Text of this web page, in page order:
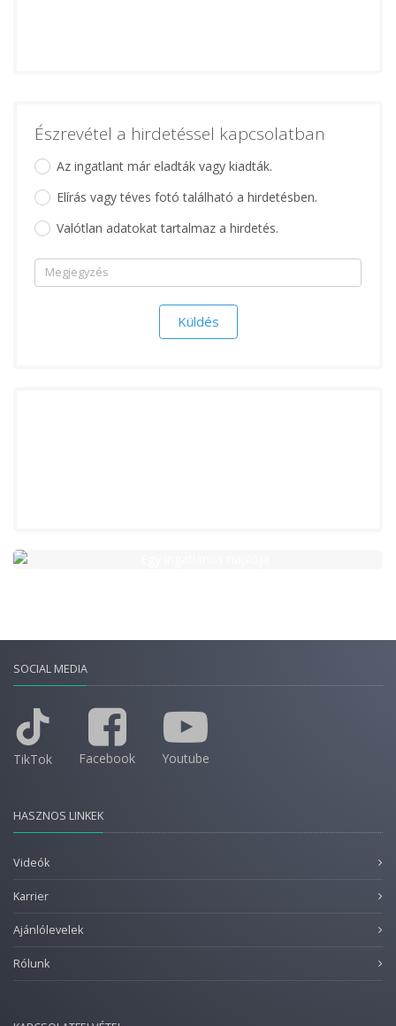
Észrevétel a hirdetéssel kapcsolatban
Az ingatlant már eladták vagy kiadták.
Elírás vagy téves fotó található a hirdetésben.
Valótlan adatokat tartalmaz a hirdetés.
SOCIAL MEDIA
TikTok Facebook Youtube
HASZNOS LINKEK
Videók
Karrier
Ajánlólevelek
Rólunk